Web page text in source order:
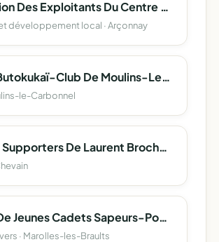
Association Des Exploitants Du Centre Commercial 'Le Point D'alencon'
développement local · Arçonnay
Ju-Jitsu Butokukaï-Club De Moulins-Le-Carbonnel
le-Carbonnel
Club Des Supporters De Laurent Brochard
Section De Jeunes Cadets Sapeurs-Pompiers De Marolles Les Braults
· Marolles-les-Braults